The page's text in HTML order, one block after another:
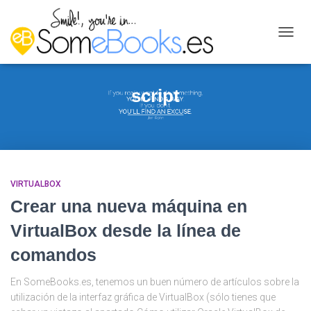
DE
script
VIRTUALBOX
Crear una nueva máquina en
VirtualBox desde la línea de
comandos
En SomeBooks.es, tenemos un buen número de artículos sobre la
utilización de la interfaz gráfica de VirtualBox (sólo tienes que